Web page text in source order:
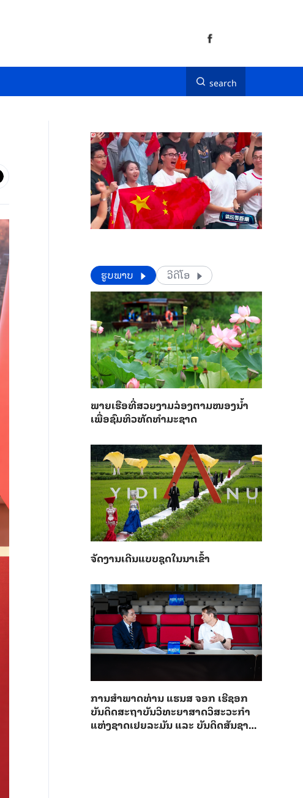
search
​​ຮູບພາບ ວີດີໂອ
ພາຍ​ເຮືອທີ່​ສວຍ​ງາມ​ລ່ອງ​ຕາມ​​ໜອງນ້ຳ​​
ຈັດງານເດີນແບບຊຸດໃນນາເຂົ້າ
ການ​ສຳ​ພາດ​ທ່ານ ແຮນ​ສ ຈອກ ເຮີ​ຊອກ ​
ບັນ​ດິດ​ສະ​ຖາ​ບັນວິ​ທະ​ຍາ​ສາດວິ​ສະ​ວະ​ກຳ​
ແຫ່ງ​ຊາດ​ເຢຍ​ລະ​ມັນ ແລະ ບັນ​ດິດ​ສັນ​ຊາດ​